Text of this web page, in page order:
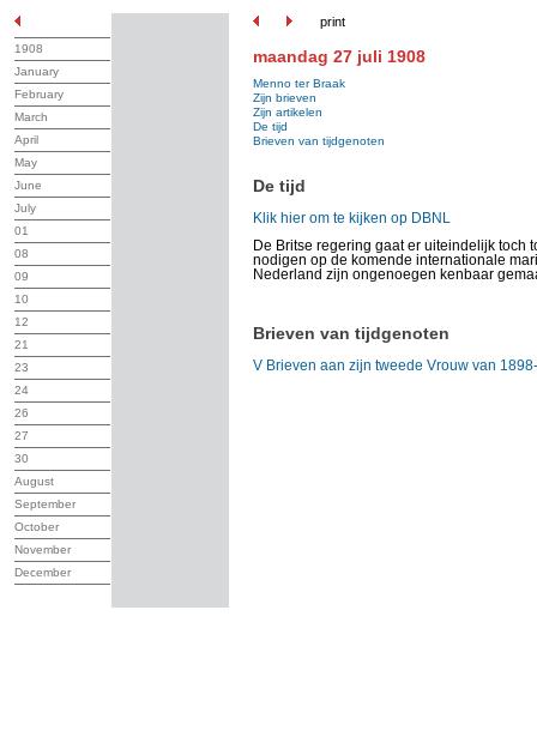
print
1908
January
February
March
April
May
June
July
01
08
09
10
12
21
23
24
26
27
30
August
September
October
November
December
maandag 27 juli 1908
Menno ter Braak
Zijn brieven
Zijn artikelen
De tijd
Brieven van tijdgenoten
De tijd
Klik hier om te kijken op DBNL
De Britse regering gaat er uiteindelijk toch
nodigen op de komende internationale
Nederland zijn ongenoegen kenbaar
Brieven van tijdgenoten
V Brieven aan zijn tweede Vrouw van